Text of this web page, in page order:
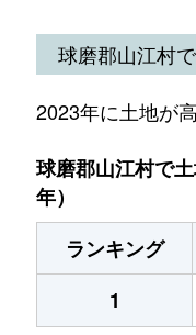
球磨郡山江村
2023年に土地が
球磨郡山江村で
年）
ランキング
1